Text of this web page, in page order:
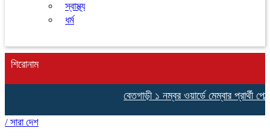
স্বাস্থ্য
ধর্ম
শিরোনাম
বেতগাড়ী ১ নম্বর ওয়ার্ডে মেম্বার প্রার্থী
/ সারা দেশ